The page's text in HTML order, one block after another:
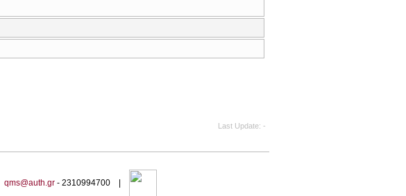
Last Update -
qms@auth.gr- 2310994700 |